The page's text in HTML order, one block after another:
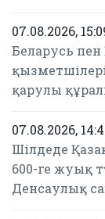
07.08.2026,
Беларусь
қарулы
07.08.2026,
Шілдеде
600-ге жуық
Денсаулық